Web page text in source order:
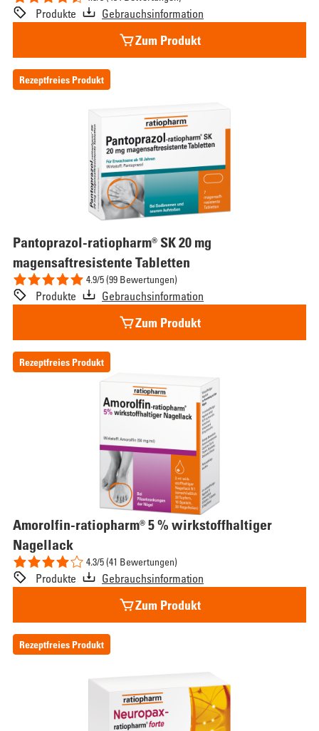
Produkte Gebrauchsinformation
Zum Produkt
Rezeptfreies Produkt
Pantoprazol-ratiopharm® SK 20 mg
magensaftresistente Tabletten
4.9/5 (99 Bewertungen)
Produkte Gebrauchsinformation
Zum Produkt
Rezeptfreies Produkt
Amorolfin-ratiopharm® 5 % wirkstoffhaltiger
Nagellack
4.3/5 (41 Bewertungen)
Produkte Gebrauchsinformation
Zum Produkt
Rezeptfreies Produkt